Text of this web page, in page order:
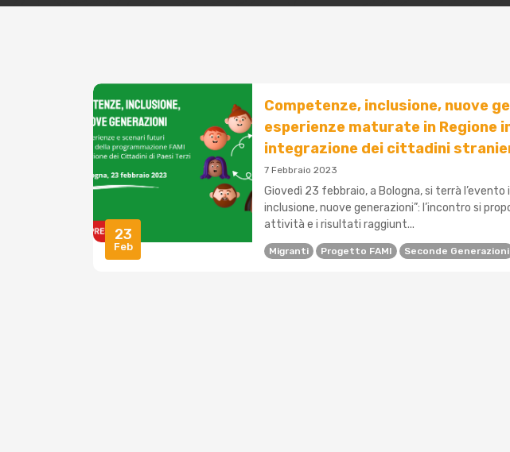
23
Feb
Competenze, inclusione, nuove
esperienze maturate in Regione
integrazione dei cittadini
7 Febbraio 2023
Giovedì 23 febbraio, a Bologna, si terrà
inclusione, nuove generazioni”: l’incontro si
attività e i risultati raggiunt...
Migranti Progetto FAMI Seconde Generazioni